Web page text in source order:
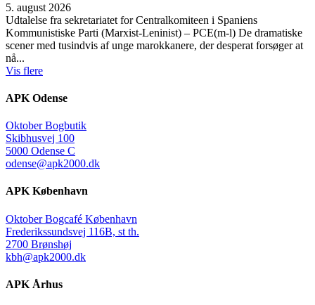
5. august 2026
Udtalelse fra sekretariatet for Centralkomiteen i Spaniens
Kommunistiske Parti (Marxist-Leninist) – PCE(m-l) De dramatiske
scener med tusindvis af unge marokkanere, der desperat forsøger at
nå...
Vis flere
APK Odense
Oktober Bogbutik
Skibhusvej 100
5000 Odense C
odense@apk2000.dk
APK København
Oktober Bogcafé København
Frederikssundsvej 116B, st th.
2700 Brønshøj
kbh@apk2000.dk
APK Århus